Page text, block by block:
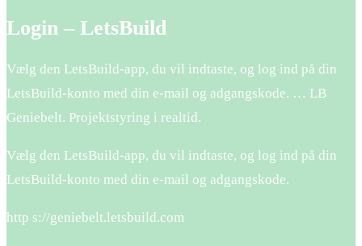
Login – LetsBuild
Vælg den LetsBuild-app, du vil indtaste, og log ind på din
LetsBuild-konto med din e-mail og adgangskode. … LB
Geniebelt. Projektstyring i realtid.
Vælg den LetsBuild-app, du vil indtaste, og log ind på din
LetsBuild-konto med din e-mail og adgangskode.
http s://geniebelt.letsbuild.com